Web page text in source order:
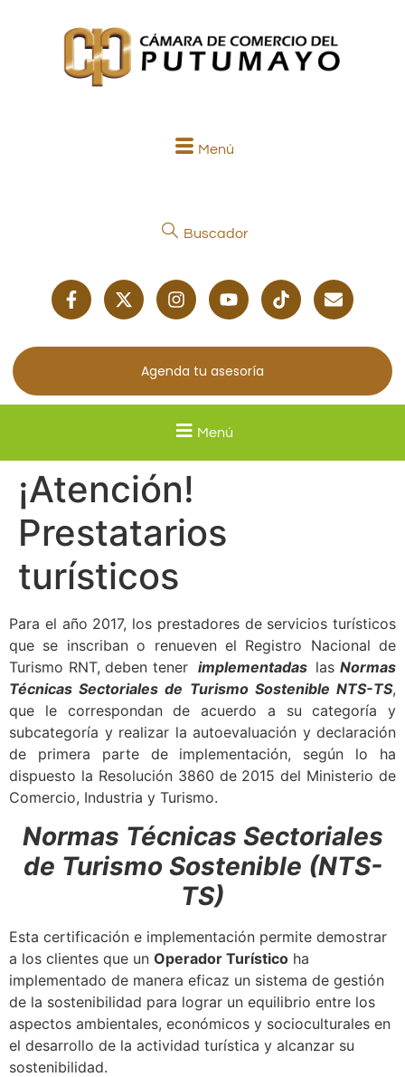
Menú
Buscador
Agenda tu asesoría
Menú
¡Atención!
Prestatarios
turísticos
Para el año 2017, los prestadores de servicios turísticos
que se inscriban o renueven el Registro Nacional de
Turismo RNT, deben tenerimplementadas las Normas
Técnicas Sectoriales de Turismo Sostenible NTS-TS,
que le correspondan de acuerdo a su categoría y
subcategoría y realizar la autoevaluación y declaración
de primera parte de implementación, según lo ha
dispuesto la Resolución 3860 de 2015 del Ministerio de
Comercio, Industria y Turismo.
Normas Técnicas Sectoriales
de Turismo Sostenible (NTS-
TS)
Esta certificación e implementación permite demostrar
a los clientes que un Operador Turístico ha
implementado de manera eficaz un sistema de gestión
de la sostenibilidad para lograr un equilibrio entre los
aspectos ambientales, económicos y socioculturales en
el desarrollo de la actividad turística y alcanzar su
sostenibilidad.